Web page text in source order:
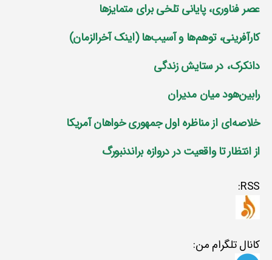
عصر فناوری، پایانی تلخی برای متمایز‌ها
کارآفرینی، توهم‌ها و آسیب‌ها (اینک آخرالزمان)
دانکرک، در ستایش زندگی
رابین‌هود میان مدیران
خلاصه‌ای از مناظره اول جمهوری خواهان آمریکا
از انتظار تا واقعیت در دروازه براندنبورگ
RSS:
کانال تلگرام من: